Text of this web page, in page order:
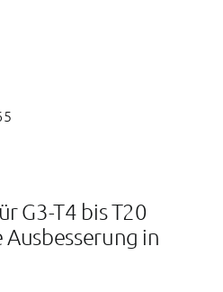
G3-T4 bis T20
in